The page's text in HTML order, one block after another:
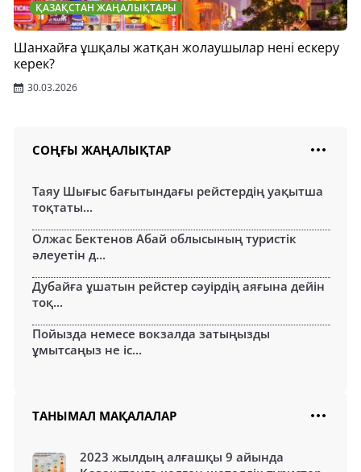
ҚАЗАҚСТАН ЖАҢАЛЫҚТАРЫ
Шанхайға ұшқалы жатқан жолаушылар нені ескеру
керек?
30.03.2026
СОҢҒЫ ЖАҢАЛЫҚТАР
Таяу Шығыс бағытындағы рейстердің уақытша
тоқтаты...
Олжас Бектенов Абай облысының туристік
әлеуетін д...
Дубайға ұшатын рейстер сәуірдің аяғына дейін
тоқ...
Пойызда немесе вокзалда затыңызды
ұмытсаңыз не іс...
ТАНЫМАЛ МАҚАЛАЛАР
2023 жылдың алғашқы 9 айында